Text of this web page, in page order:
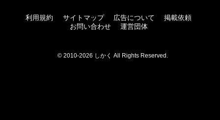
利用規約 サイトマップ 広告について
掲載依頼
お問い合わせ
運営団体
© 2010-2026 しかく All Rights Reserved.